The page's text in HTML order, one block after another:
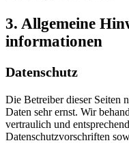
3. Allgemeine
informationen
Datenschutz
Die Betreiber dieser Seiten
Daten sehr ernst. Wir
vertraulich und
Datenschutzvorschriften